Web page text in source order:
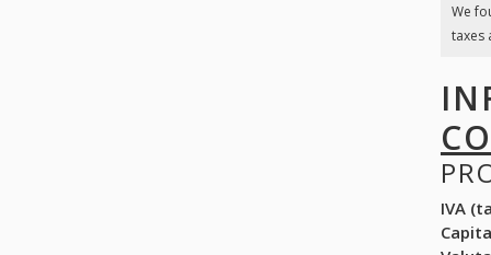
We
taxes
IVA